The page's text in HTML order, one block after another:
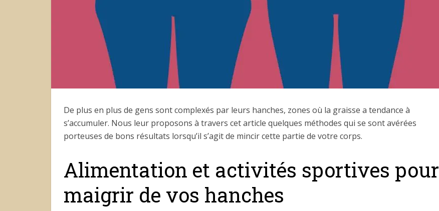
De plus en plus de gens sont complexés par leurs hanches, zones où la graisse a tendance à
s’accumuler. Nous leur proposons à travers cet article quelques méthodes qui se sont avérées
porteuses de bons résultats lorsqu’il s’agit de mincir cette partie de votre corps.
Alimentation et activités sportives pour
maigrir de vos hanches